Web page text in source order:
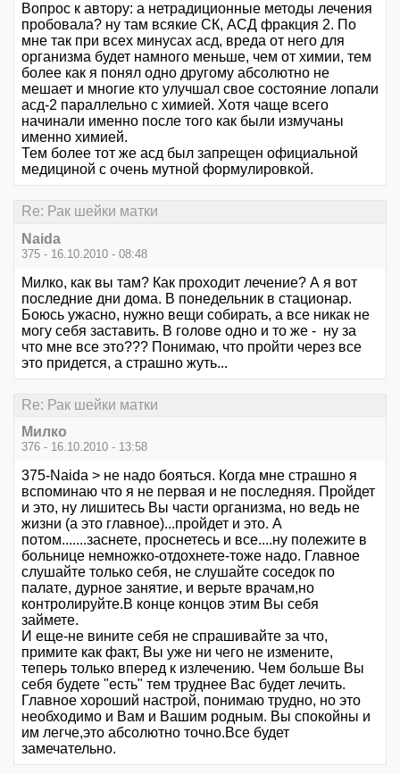
Вопрос к автору: а нетрадиционные методы лечения
пробовала? ну там всякие СК, АСД фракция 2. По
мне так при всех минусах асд, вреда от него для
организма будет намного меньше, чем от химии, тем
более как я понял одно другому абсолютно не
мешает и многие кто улучшал свое состояние лопали
асд-2 параллельно с химией. Хотя чаще всего
начинали именно после того как были измучаны
именно химией.
Тем более тот же асд был запрещен официальной
медициной с очень мутной формулировкой.
Re: Рак шейки матки
Naida
375 - 16.10.2010 - 08:48
Милко, как вы там? Как проходит лечение? А я вот
последние дни дома. В понедельник в стационар.
Боюсь ужасно, нужно вещи собирать, а все никак не
могу себя заставить. В голове одно и то же - ну за
что мне все это??? Понимаю, что пройти через все
это придется, а страшно жуть...
Re: Рак шейки матки
Милко
376 - 16.10.2010 - 13:58
375-Naida > не надо бояться. Когда мне страшно я
вспоминаю что я не первая и не последняя. Пройдет
и это, ну лишитесь Вы части организма, но ведь не
жизни (а это главное)...пройдет и это. А
потом.......заснете, проснетесь и все....ну полежите в
больнице немножко-отдохнете-тоже надо. Главное
слушайте только себя, не слушайте соседок по
палате, дурное занятие, и верьте врачам,но
контролируйте.В конце концов этим Вы себя
займете.
И еще-не вините себя не спрашивайте за что,
примите как факт, Вы уже ни чего не измените,
теперь только вперед к излечению. Чем больше Вы
себя будете "есть" тем труднее Вас будет лечить.
Главное хороший настрой, понимаю трудно, но это
необходимо и Вам и Вашим родным. Вы спокойны и
им легче,это абсолютно точно.Все будет
замечательно.